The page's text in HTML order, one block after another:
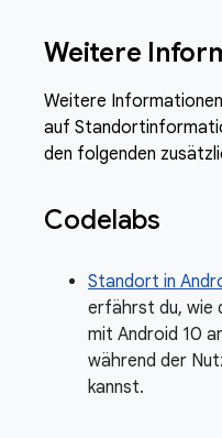
Weitere
Weitere
auf
den folgenden
Codelabs
Standort in
erfährst du, wie
mit Android 10
während der
kannst.